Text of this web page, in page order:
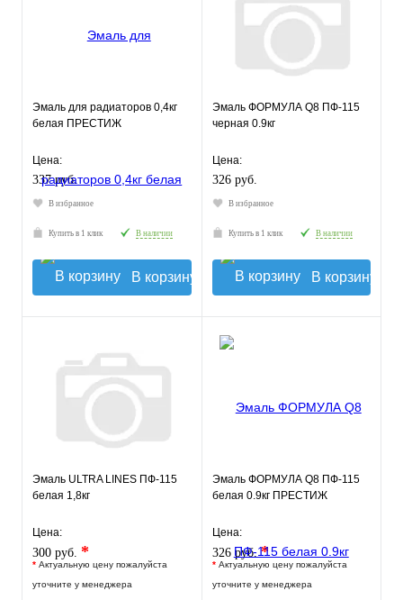
Эмаль для радиаторов 0,4кг
белая ПРЕСТИЖ
Цена:
337 руб.
В избранное
Купить в 1 клик В наличии
В корзину
Эмаль ФОРМУЛА Q8 ПФ-115
черная 0.9кг
Цена:
326 руб.
В избранное
Купить в 1 клик В наличии
В корзину
Эмаль ULTRA LINES ПФ-115
белая 1,8кг
Цена:
300 руб. *
* Актуальную цену пожалуйста
уточните у менеджера
Эмаль ФОРМУЛА Q8 ПФ-115
белая 0.9кг ПРЕСТИЖ
Цена:
326 руб.*
* Актуальную цену пожалуйста
уточните у менеджера